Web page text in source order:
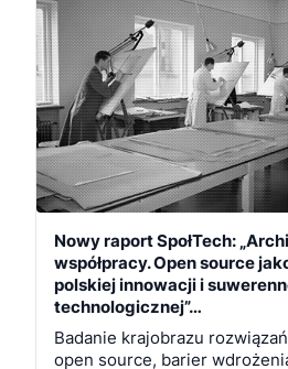
Nowy raport SpołTech:
współpracy. Open source
polskiej innowacji i
technologicznej”…
Badanie krajobrazu
open source, barier